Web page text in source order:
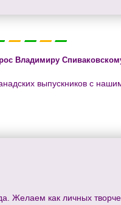
Владимиру
выпускников с
Желаем как личных